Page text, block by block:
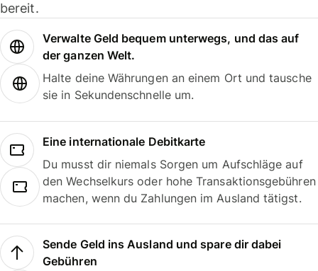
bereit.
Verwalte Geld bequem unterwegs, und das auf
der ganzen Welt.
Halte deine Währungen an einem Ort und tausche
sie in Sekundenschnelle um.
Eine internationale Debitkarte
Du musst dir niemals Sorgen um Aufschläge auf
den Wechselkurs oder hohe Transaktionsgebühren
machen, wenn du Zahlungen im Ausland tätigst.
Sende Geld ins Ausland und spare dir dabei
Gebühren